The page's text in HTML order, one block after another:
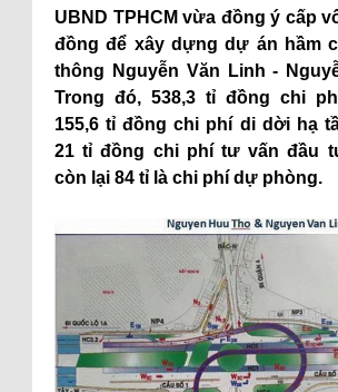
UBND TPHCM vừa đồng ý cấp
đồng để xây dựng dự án hầm
thông Nguyễn Văn Linh -
Trong đó, 538,3 tỉ đồng chi
155,6 tỉ đồng chi phí di dời hạ
21 tỉ đồng chi phí tư vấn đầu
còn lại 84 tỉ là chi phí dự phòng.